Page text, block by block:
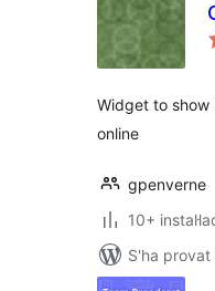
Widget to show
online
gpenverne
10+
S'ha provat